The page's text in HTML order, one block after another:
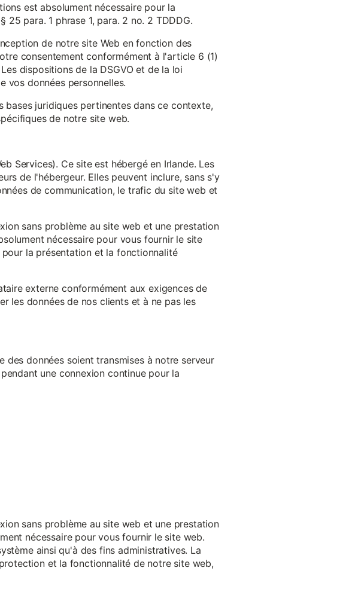
est absolument nécessaire pour la
para. 1 phrase 1, para. 2 no. 2 TDDDG.
de notre site Web en fonction des
consentement conformément à l'article 6 (1)
dispositions de la DSGVO et de la loi
vos données personnelles.
juridiques pertinentes dans ce contexte,
de notre site web.
Services). Ce site est hébergé en Irlande. Les
de l'hébergeur. Elles peuvent inclure, sans s'y
de communication, le trafic du site web et
sans problème au site web et une prestation
nécessaire pour vous fournir le site
la présentation et la fonctionnalité
externe conformément aux exigences de
les données de nos clients et à ne pas les
données soient transmises à notre serveur
une connexion continue pour la
sans problème au site web et une prestation
nécessaire pour vous fournir le site web.
ainsi qu'à des fins administratives. La
et la fonctionnalité de notre site web,